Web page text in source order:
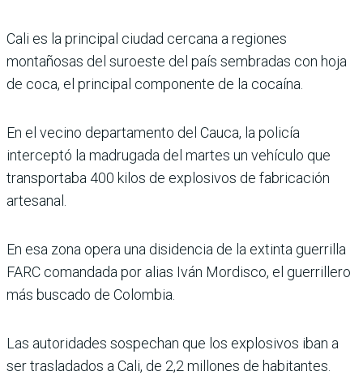
Cali es la principal ciudad cercana a regiones
montañosas del suroeste del país sembradas con hoja
de coca, el principal componente de la cocaína.
En el vecino departamento del Cauca, la policía
interceptó la madrugada del martes un vehículo que
transportaba 400 kilos de explosivos de fabricación
artesanal.
En esa zona opera una disidencia de la extinta guerrilla
FARC comandada por alias Iván Mordisco, el guerrillero
más buscado de Colombia.
Las autoridades sospechan que los explosivos iban a
ser trasladados a Cali, de 2,2 millones de habitantes.